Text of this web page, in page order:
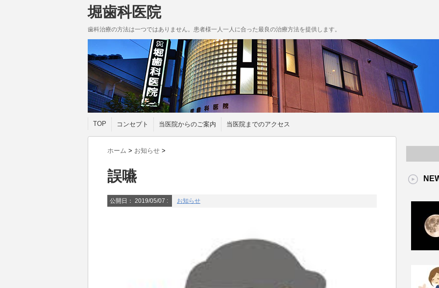
堀歯科医院
歯科治療の方法は一つではありません。患者様一人一人に合った最良の治療方法を提供します。
TOP コンセプト 当医院からのご案内 当医院までのアクセス
ホーム > お知らせ >
誤嚥
公開日： 2019/05/07 : お知らせ